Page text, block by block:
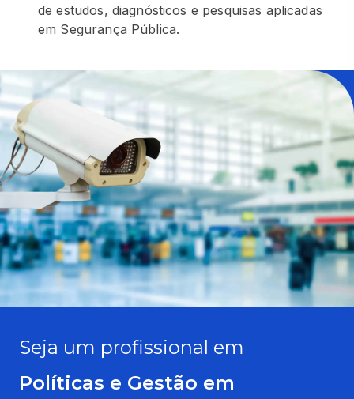
de estudos, diagnósticos e pesquisas aplicadas
em Segurança Pública.
Seja um profissional em
Políticas e Gestão em